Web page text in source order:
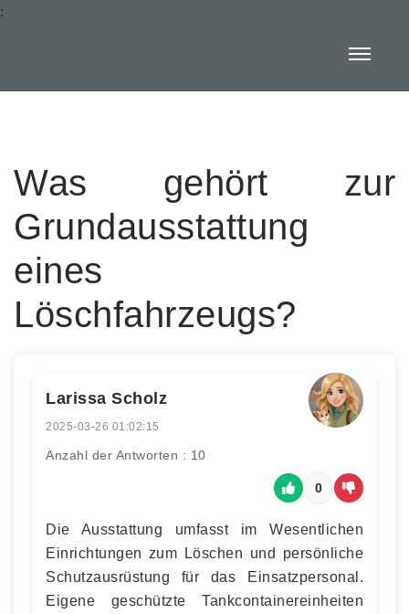
:
Was gehört zur
Grundausstattung
eines
Löschfahrzeugs?
Larissa Scholz
2025-03-26 01:02:15
Anzahl der Antworten : 10
0
Die Ausstattung umfasst im Wesentlichen
Einrichtungen zum Löschen und persönliche
Schutzausrüstung für das Einsatzpersonal.
Eigene geschützte Tankcontainereinheiten